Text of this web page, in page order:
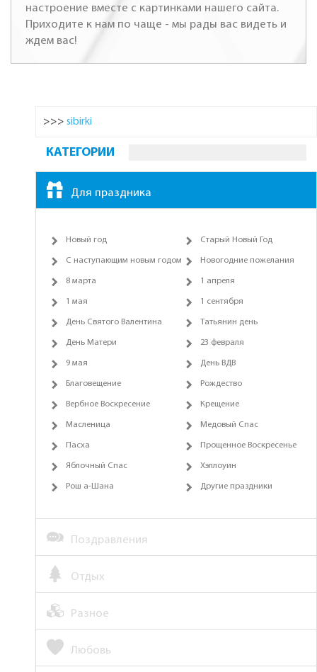
настроение вместе с картинками нашего сайта.
Приходите к нам по чаще - мы рады вас видеть и
ждем вас!
>>> sibirki
КАТЕГОРИИ
Для праздника
Новый год Старый Новый Год
С наступающим новым годом Новогодние пожелания
8 марта 1 апреля
1 мая 1 сентября
День Святого Валентина Татьянин день
День Матери 23 февраля
9 мая День ВДВ
Благовещение Рождество
Вербное Воскресение Крещение
Масленица Медовый Спас
Пасха Прощенное Воскресенье
Яблочный Спас Хэллоуин
Рош а-Шана Другие праздники
Поздравления
Отдых
Разное
Любовь